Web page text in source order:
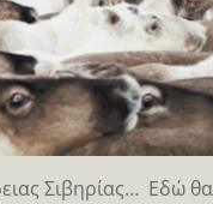
Σιβηρίας… Εδώ